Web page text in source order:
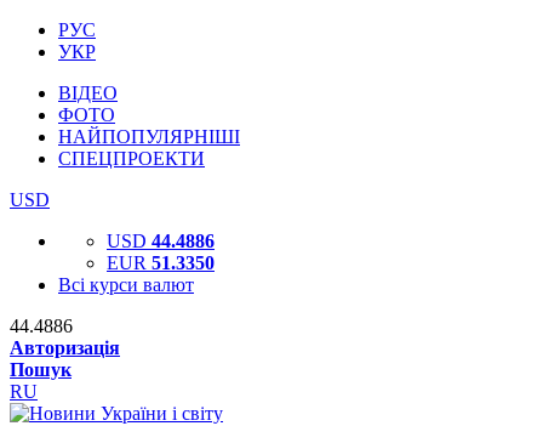
РУС
УКР
ВІДЕО
ФОТО
НАЙПОПУЛЯРНІШІ
СПЕЦПРОЕКТИ
USD
USD 44.4886
EUR 51.3350
Всі курси валют
44.4886
Авторизація
Пошук
RU